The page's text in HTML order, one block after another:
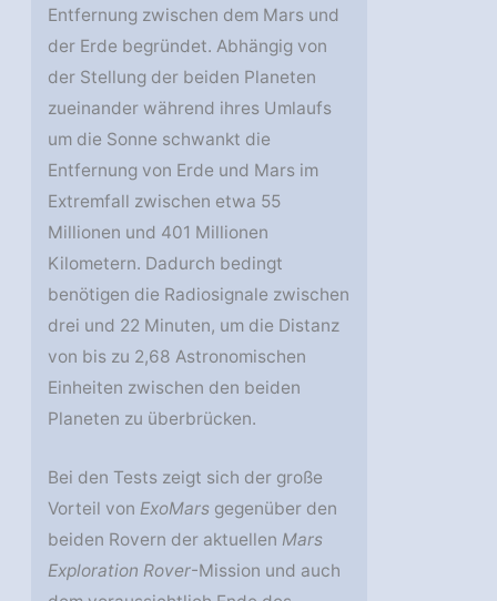
Entfernung zwischen dem Mars und
der Erde begründet. Abhängig von
der Stellung der beiden Planeten
zueinander während ihres Umlaufs
um die Sonne schwankt die
Entfernung von Erde und Mars im
Extremfall zwischen etwa 55
Millionen und 401 Millionen
Kilometern. Dadurch bedingt
benötigen die Radiosignale zwischen
drei und 22 Minuten, um die Distanz
von bis zu 2,68 Astronomischen
Einheiten zwischen den beiden
Planeten zu überbrücken.
Bei den Tests zeigt sich der große
Vorteil vonExoMars gegenüber den
beiden Rovern der aktuellenMars
Exploration Rover-Mission und auch